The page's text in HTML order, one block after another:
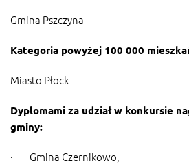
Gmina Pszczyna
Kategoria powyżej 100 000
Miasto Płock
Dyplomami za udział w konkursie
gminy:
· Gmina Czernikowo,